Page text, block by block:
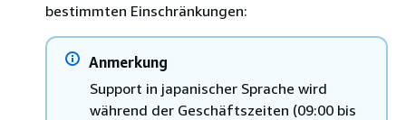
bestimmten Einschränkungen:
Anmerkung
Support in japanischer Sprache wird
während der Geschäftszeiten (09:00 bis